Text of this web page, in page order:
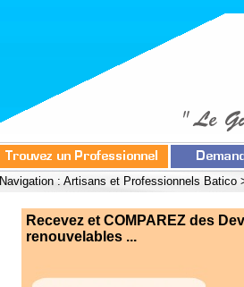
Navigation : Artisans et Professionnels Batico
Recevez et COMPAREZ des
renouvelables ...